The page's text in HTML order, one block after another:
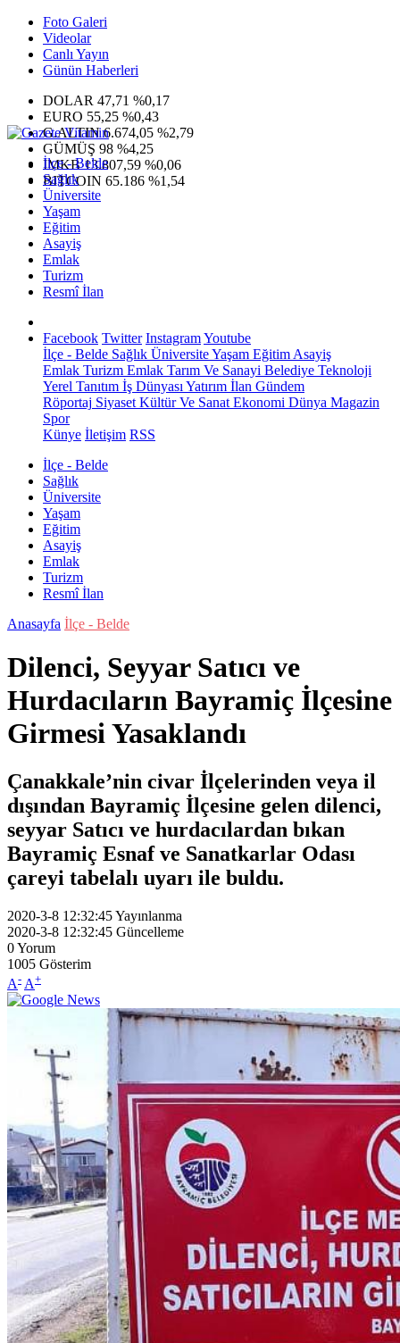
Foto Galeri
Videolar
Canlı Yayın
Günün Haberleri
DOLAR 47,71 %0,17
EURO 55,25 %0,43
G.ALTIN6.674,05 %2,79
GÜMÜŞ 98 %4,25
IMKB13.807,59 %0,06
BITCOIN 65.186 %1,54
İlçe - Belde
Sağlık
Üniversite
Yaşam
Eğitim
Asayiş
Emlak
Turizm
Resmî İlan
Facebook Twitter InstagramYoutube
İlçe - Belde Sağlık ÜniversiteYaşam Eğitim Asayiş
Emlak Turizm Emlak Tarım Ve Sanayi Belediye Teknoloji
Yerel Tanıtım İş Dünyası Yatırım İlan Gündem
Röportaj Siyaset Kültür Ve Sanat Ekonomi Dünya Magazin
Spor
Künye İletişim RSS
İlçe - Belde
Sağlık
Üniversite
Yaşam
Eğitim
Asayiş
Emlak
Turizm
Resmî İlan
Anasayfa İlçe - Belde
Dilenci, Seyyar Satıcı ve
Hurdacıların Bayramiç İlçesine
Girmesi Yasaklandı
Çanakkale’nin civar İlçelerinden veya il
dışından Bayramiç İlçesine gelen dilenci,
seyyar Satıcı ve hurdacılardan bıkan
Bayramiç Esnaf ve Sanatkarlar Odası
çareyi tabelalı uyarı ile buldu.
2020-3-8 12:32:45Yayınlanma
2020-3-8 12:32:45 Güncelleme
0Yorum
1005 Gösterim
A- A+